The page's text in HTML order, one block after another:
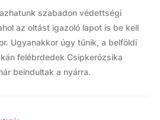
szabadon védettségi
az oltást igazoló lapot is be kell
Ugyanakkor úgy tűnik, a belföldi
felébrdedek Csipkerózsika
beindultak a nyárra.